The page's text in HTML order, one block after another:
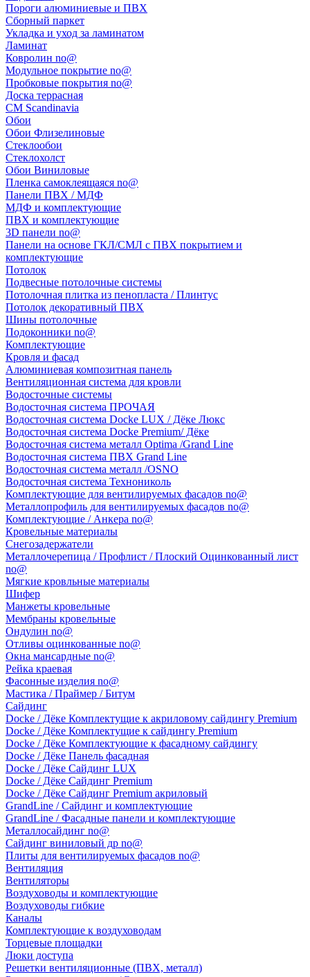
Пороги алюминиевые и ПВХ
Сборный паркет
Укладка и уход за ламинатом
Ламинат
Ковролин no@
Модульное покрытие no@
Пробковые покрытия no@
Доска террасная
CM Scandinavia
Обои
Обои Флизелиновые
Стеклообои
Стеклохолст
Обои Виниловые
Пленка самоклеящаяся no@
Панели ПВХ / МДФ
МДФ и комплектующие
ПВХ и комплектующие
3D панели no@
Панели на основе ГКЛ/СМЛ с ПВХ покрытием и
комплектующие
Потолок
Подвесные потолочные системы
Потолочная плитка из пенопласта / Плинтус
Потолок декоративный ПВХ
Шины потолочные
Подоконники no@
Комплектующие
Кровля и фасад
Алюминиевая композитная панель
Вентиляционная система для кровли
Водосточные системы
Водосточная система ПРОЧАЯ
Водосточная система Docke LUX / Дёке Люкс
Водосточная система Docke Premium/ Дёке
Водосточная система металл Optima /Grand Line
Водосточная система ПВХ Grand Line
Водосточная система металл /OSNO
Водосточная система Технониколь
Комплектующие для вентилируемых фасадов no@
Металлопрофиль для вентилируемых фасадов no@
Комплектующие / Анкера no@
Кровельные материалы
Снегозадержатели
Металлочерепица / Профлист / Плоский Оцинкованный лист
no@
Мягкие кровльные материалы
Шифер
Манжеты кровельные
Мембраны кровельные
Ондулин no@
Отливы оцинкованные no@
Окна мансардные no@
Рейка краевая
Фасонные изделия no@
Мастика / Праймер / Битум
Сайдинг
Docke / Дёке Комплектущие к акриловому сайдингу Premium
Docke / Дёке Комплектущие к сайдингу Premium
Docke / Дёке Комплектующие к фасадному сайдингу
Docke / Дёке Панель фасадная
Docke / Дёке Сайдинг LUX
Docke / Дёке Сайдинг Premium
Docke / Дёке Сайдинг Premium акриловый
GrandLine / Сайдинг и комплектующие
GrandLine / Фасадные панели и комплектующие
Металлосайдинг no@
Сайдинг виниловый др no@
Плиты для вентилируемых фасадов no@
Вентиляция
Вентиляторы
Воздуховоды и комплектующие
Воздуховоды гибкие
Каналы
Комплектующие к воздуховодам
Торцевые площадки
Люки доступа
Решетки вентиляционные (ПВХ, металл)